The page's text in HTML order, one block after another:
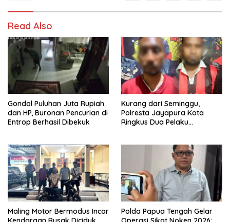
Read Also
Gondol Puluhan Juta Rupiah
dan HP, Buronan Pencurian di
Entrop Berhasil Dibekuk
Kurang dari Seminggu,
Polresta Jayapura Kota
Ringkus Dua Pelaku
Maling Motor Bermodus Incar
Polda Papua Tengah Gelar